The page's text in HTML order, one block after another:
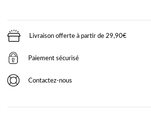
Livraison offerte à partir de 29,90€
Paiement sécurisé
Contactez-nous